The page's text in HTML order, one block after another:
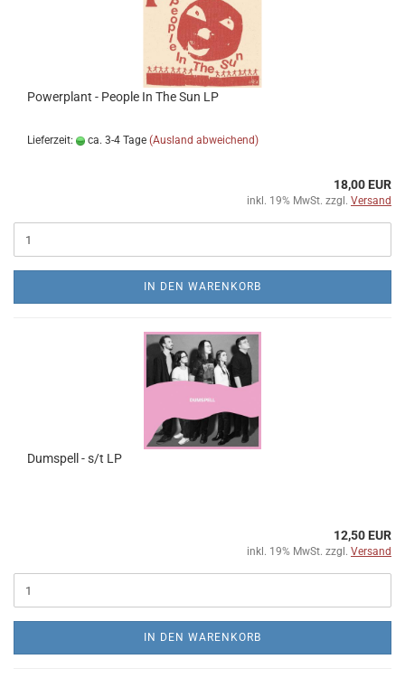
Powerplant - People In The Sun LP
Lieferzeit: ca. 3-4 Tage (Ausland abweichend)
18,00 EUR
inkl. 19% MwSt. zzgl. Versand
IN DEN WARENKORB
Dumspell - s​/​t LP
12,50 EUR
inkl. 19% MwSt. zzgl. Versand
IN DEN WARENKORB